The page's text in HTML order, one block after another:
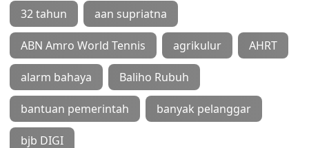
32 tahun aan supriatna
ABN Amro World Tennis agrikulur AHRT
alarm bahaya Baliho Rubuh
bantuan pemerintah banyak pelanggar
bjb DIGI